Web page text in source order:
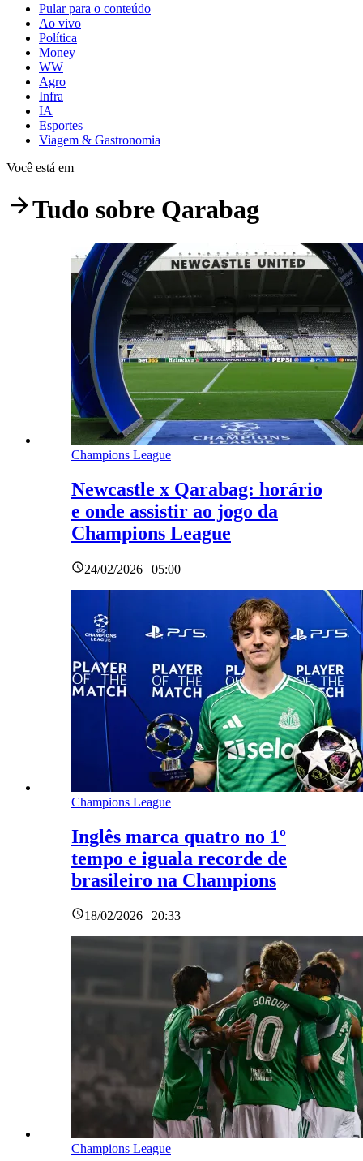
Pular para o conteúdo
Ao vivo
Política
Money
WW
Agro
Infra
IA
Esportes
Viagem & Gastronomia
Você está em
Tudo sobre Qarabag
Champions League
Newcastle x Qarabag: horário
e onde assistir ao jogo da
Champions League
24/02/2026 | 05:00
Champions League
Inglês marca quatro no 1º
tempo e iguala recorde de
brasileiro na Champions
18/02/2026 | 20:33
Champions League